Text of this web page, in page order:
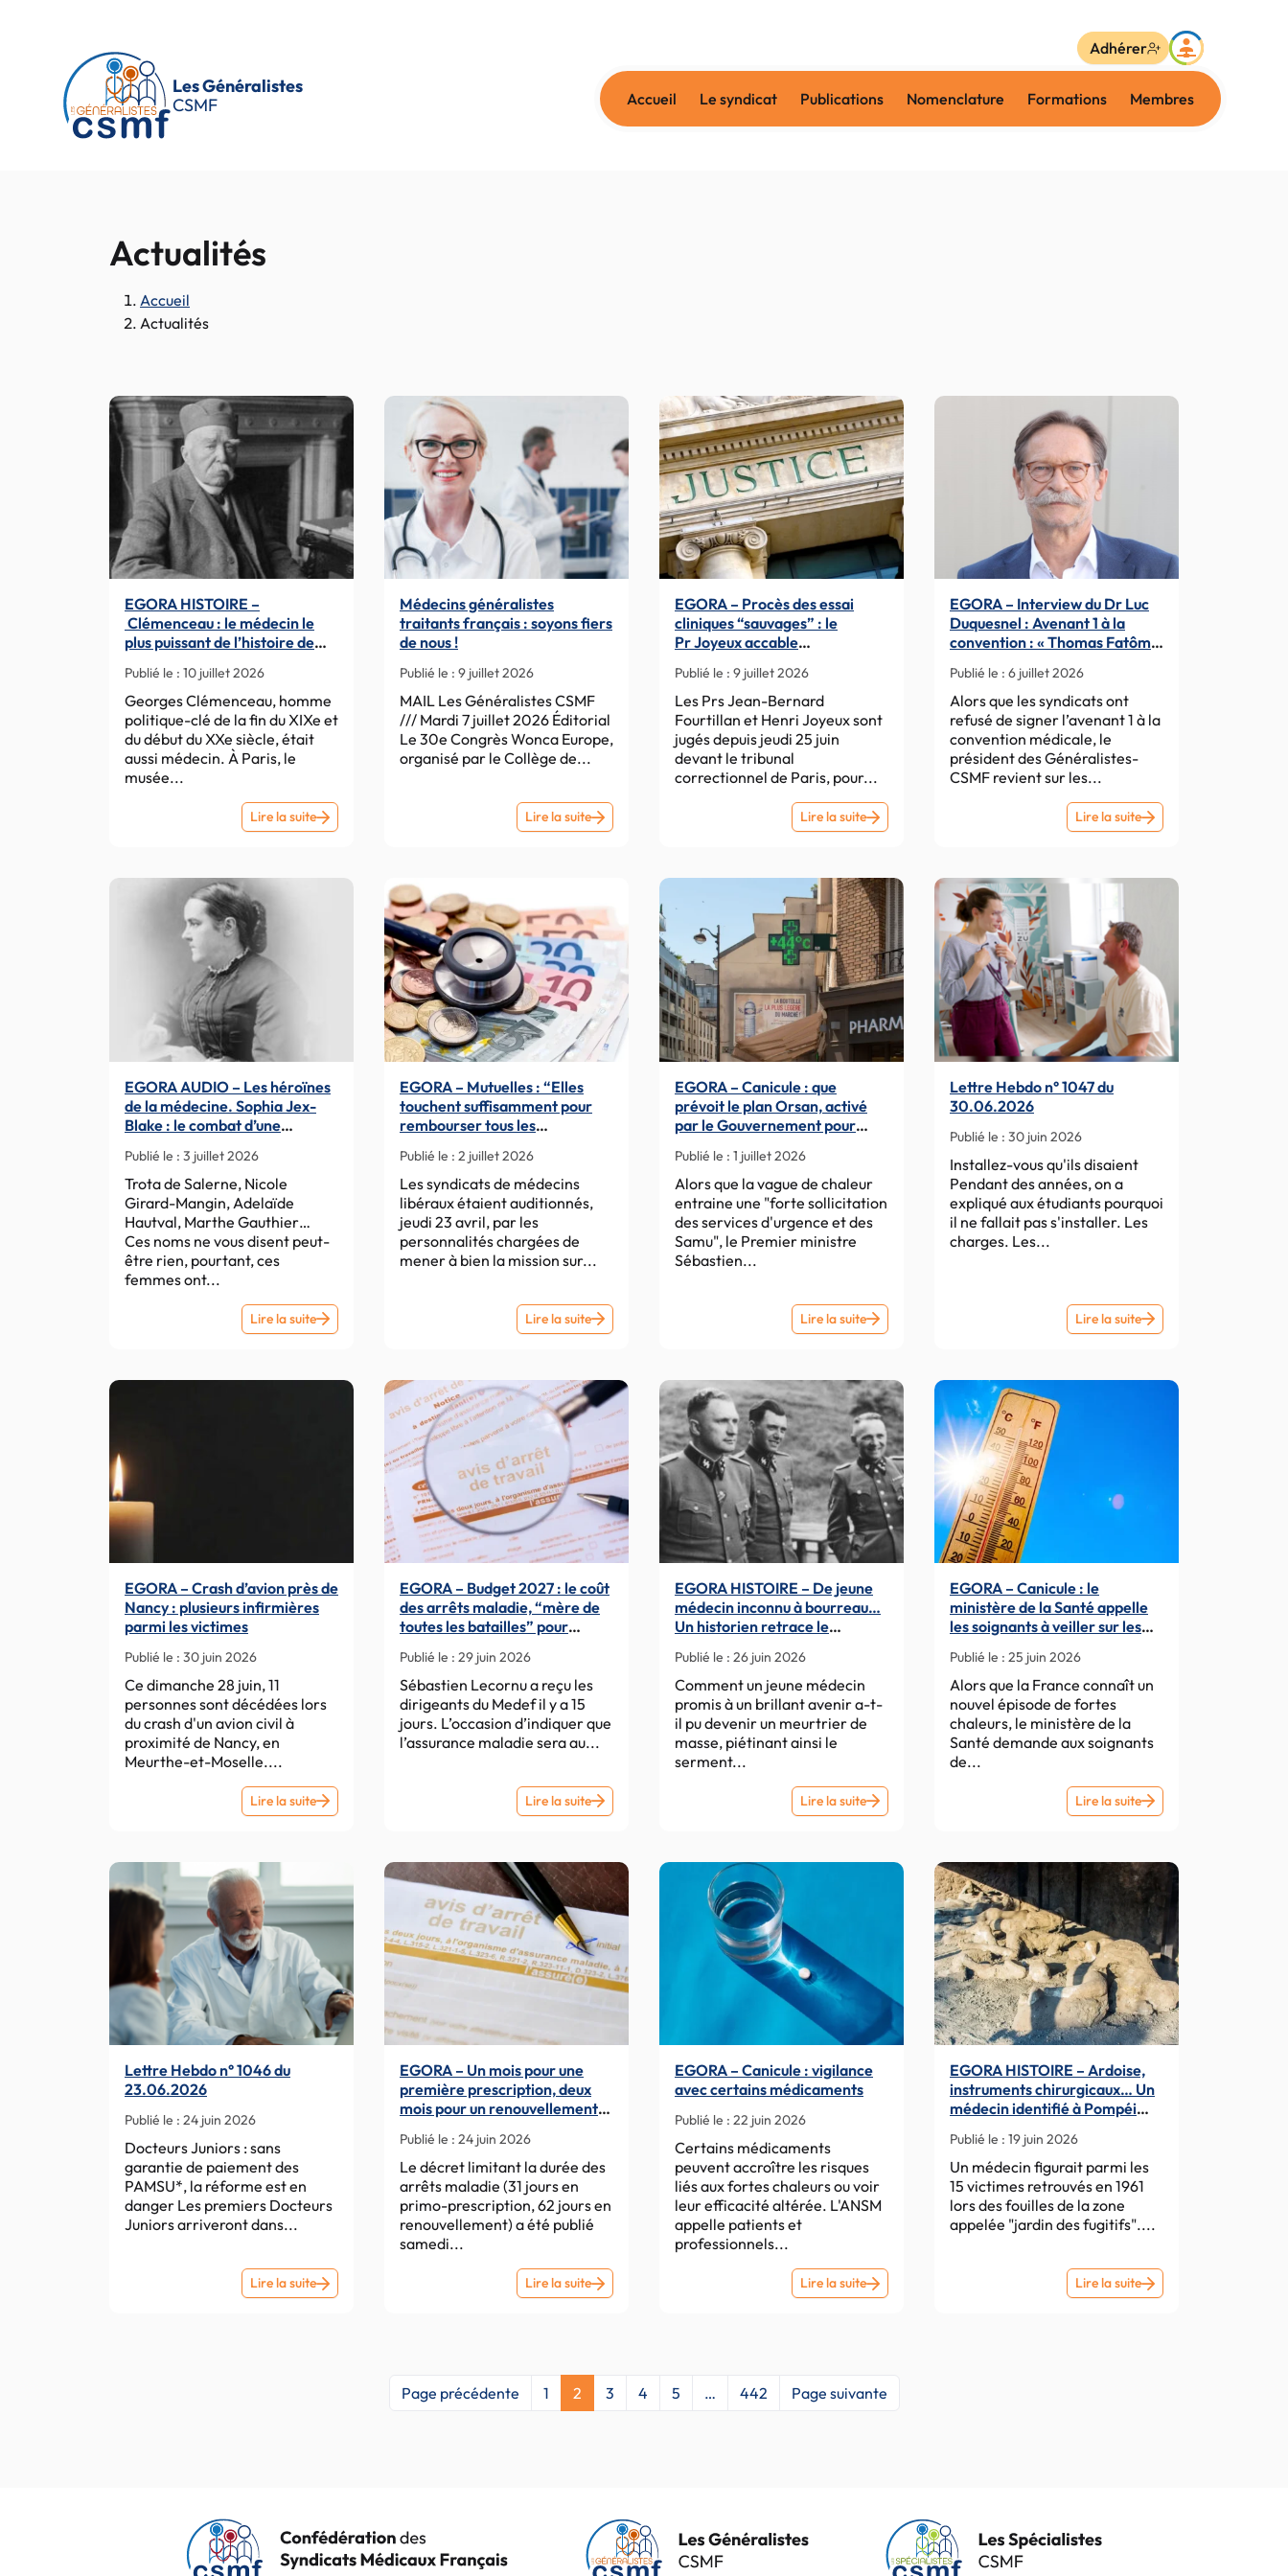
Les Généralistes
CSMF
Accueil Le syndicat Publications Nomenclature Formations Membres
Adhérer
Actualités
Accueil
Actualités
EGORA HISTOIRE –
Clémenceau : le médecin le
plus puissant de l’histoire de
Publié le : 10 juillet 2026
Georges Clémenceau, homme
politique-clé de la fin du XIXe et
du début du XXe siècle, était
aussi médecin. À Paris, le
musée...
Lire la suite
EGORA
Clémenceau
médecin
puissant
l’histoire
Médecins généralistes
traitants français : soyons fiers
de nous !
Publié le : 9 juillet 2026
MAIL Les Généralistes CSMF
/// Mardi 7 juillet 2026 Éditorial
Le 30e Congrès Wonca Europe,
organisé par le Collège de...
Lire la suite
Médecins
français
soyons
de
nous
!
EGORA – Procès des essai
cliniques “sauvages” : le
Pr Joyeux accable
nature
Publié le : 9 juillet 2026
Les Prs Jean-Bernard
Fourtillan et Henri Joyeux sont
jugés depuis jeudi 25 juin
devant le tribunal
correctionnel de Paris, pour...
Lire la suite
EGORA
des
essai
cliniques
“sauvages” :
le
Pr Joyeux
accable
le Pr Fourtillan,
disparu
EGORA – Interview du Dr Luc
Duquesnel : Avenant 1 à la
convention : « Thomas Fatôme
Publié le : 6 juillet 2026
Alors que les syndicats ont
refusé de signer l’avenant 1 à la
convention médicale, le
président des Généralistes-
CSMF revient sur les...
Lire la suite
EGORA
du
convention :
« Thomas
Fatôme
savait
EGORA AUDIO – Les héroïnes
de la médecine. Sophia Jex-
Blake : le combat d’une
femmes d’étudier la médecine
Publié le : 3 juillet 2026
Trota de Salerne, Nicole
Girard-Mangin, Adelaïde
Hautval, Marthe Gauthier…
Ces noms ne vous disent peut-
être rien, pourtant, ces
femmes ont...
Lire la suite
EGORA
AUDIO
Les
médecine. Sophia
combat
d’une
pionnière
permettre
d’étudier
EGORA – Mutuelles : “Elles
touchent suffisamment pour
rembourser tous les
Publié le : 2 juillet 2026
Les syndicats de médecins
libéraux étaient auditionnés,
jeudi 23 avril, par les
personnalités chargées de
mener à bien la mission sur...
Lire la suite
EGORA
–
:
“Elles
touchent
suffisamment
pour
rembourser
tous
les
dépassements
d’honoraires”
EGORA – Canicule : que
prévoit le plan Orsan, activé
par le Gouvernement pour
sollicitation” des urgences ?
Publié le : 1 juillet 2026
Alors que la vague de chaleur
entraine une "forte sollicitation
des services d'urgence et des
Samu", le Premier ministre
Sébastien...
Lire la suite
EGORA
–
que
prévoit
le
plan
Orsan,
activé
par
le
Gouvernement
sollicitation”
urgences ?
Lettre Hebdo n° 1047 du
30.06.2026
Publié le : 30 juin 2026
Installez-vous qu'ils disaient
Pendant des années, on a
expliqué aux étudiants pourquoi
il ne fallait pas s'installer. Les
charges. Les...
Lire la suite
Lettre
Hebdo
1047
EGORA – Crash d’avion près de
Nancy : plusieurs infirmières
parmi les victimes
Publié le : 30 juin 2026
Ce dimanche 28 juin, 11
personnes sont décédées lors
du crash d'un avion civil à
proximité de Nancy, en
Meurthe-et-Moselle....
Lire la suite
EGORA
–
d’avion
près
de
Nancy
plusieurs
infirmières
parmi
les
EGORA – Budget 2027 : le coût
des arrêts maladie, “mère de
toutes les batailles” pour
Publié le : 29 juin 2026
Sébastien Lecornu a reçu les
dirigeants du Medef il y a 15
jours. L’occasion d’indiquer que
l’assurance maladie sera au...
Lire la suite
EGORA
–
2027
:
le
des
arrêts
de
batailles”
EGORA HISTOIRE – De jeune
médecin inconnu à bourreau…
Un historien retrace le
de la mort”
Publié le : 26 juin 2026
Comment un jeune médecin
promis à un brillant avenir a-t-
il pu devenir un meurtrier de
masse, piétinant ainsi le
serment...
Lire la suite
EGORA
HISTOIRE
De
médecin
inconnu
bourreau…
Un
historien
retrace
EGORA – Canicule : le
ministère de la Santé appelle
les soignants à veiller sur les
Publié le : 25 juin 2026
Alors que la France connaît un
nouvel épisode de fortes
chaleurs, le ministère de la
Santé demande aux soignants
de...
Lire la suite
EGORA
–
:
de
la
Santé
appelle
les
soignants
Lettre Hebdo n° 1046 du
23.06.2026
Publié le : 24 juin 2026
Docteurs Juniors : sans
garantie de paiement des
PAMSU*, la réforme est en
danger Les premiers Docteurs
Juniors arriveront dans...
Lire la suite
Lettre
23.06.2026
EGORA – Un mois pour une
première prescription, deux
mois pour un renouvellement…
limitée à partir du 1er
septembre
Publié le : 24 juin 2026
Le décret limitant la durée des
arrêts maladie (31 jours en
primo-prescription, 62 jours en
renouvellement) a été publié
samedi...
Lire la suite
EGORA
une
un
renouvellement…
EGORA – Canicule : vigilance
avec certains médicaments
Publié le : 22 juin 2026
Certains médicaments
peuvent accroître les risques
liés aux fortes chaleurs ou voir
leur efficacité altérée. L'ANSM
appelle patients et
professionnels...
Lire la suite
EGORA
EGORA HISTOIRE – Ardoise,
instruments chirurgicaux… Un
médecin identifié à Pompéi
Publié le : 19 juin 2026
Un médecin figurait parmi les
15 victimes retrouvés en 1961
lors des fouilles de la zone
appelée "jardin des fugitifs"....
Lire la suite
EGORA
Page précédente 1 2 3 4 5 … 442 Page suivante